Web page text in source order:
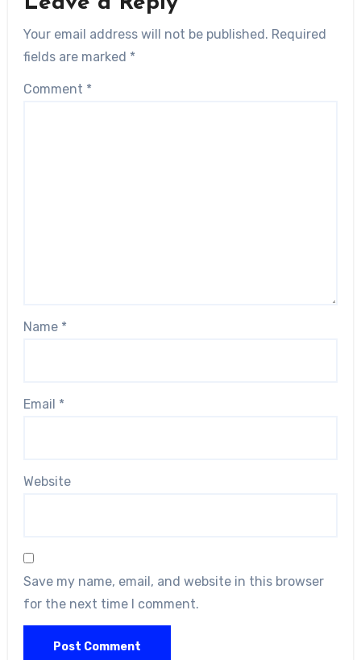
Your email address will not be published. Required
fields are marked *
Comment *
Name *
Email *
Website
Save my name, email, and website in this browser
for the next time I comment.